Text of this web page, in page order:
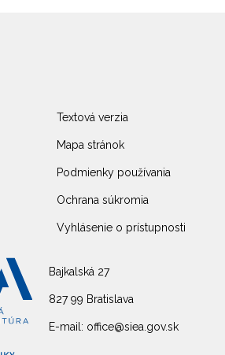
Bajkalská 27
827 99 Bratislava
E-mail: office@siea.gov.sk
Textová verzia
Mapa stránok
Podmienky používania
Ochrana súkromia
Vyhlásenie o prístupnosti